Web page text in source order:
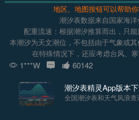
地区、地图按钮可以帮助
潮汐表数据来自国家海
配重流速：根据潮汐推算而出，只能
本潮汐为天文潮位，不包括由于气象或
在特殊情况下，还应考虑台风、寒
1***W 60142
潮汐表精灵App版本
全国潮汐表和天气风浪查